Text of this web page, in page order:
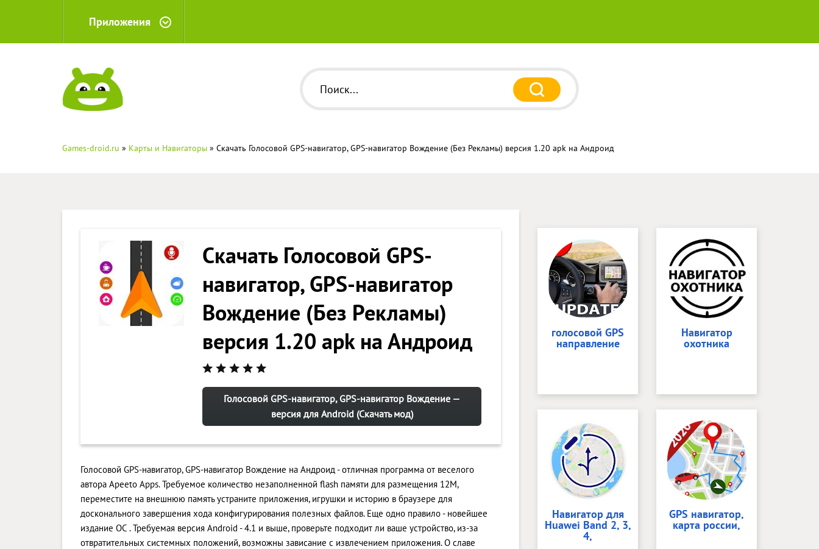
Приложения
Games-droid.ru » Карты и Навигаторы » Скачать Голосовой GPS-навигатор, GPS-навигатор Вождение (Без Рекламы) версия 1.20 apk на Андроид
Скачать Голосовой GPS-
навигатор, GPS-навигатор
Вождение (Без Рекламы)
версия 1.20 apk на Андроид
Голосовой GPS-навигатор, GPS-навигатор Вождение —
версия для Android (Скачать мод)
Голосовой GPS-навигатор, GPS-навигатор Вождение на Андроид - отличная программа от веселого
автора Apeeto Apps. Требуемое количество незаполненной flash памяти для размещения 12M,
переместите на внешнюю память устраните приложения, игрушки и историю в браузере для
досконального завершения хода конфигурирования полезных файлов. Еще одно правило - новейшее
издание ОС . Требуемая версия Android - 4.1 и выше, проверьте подходит ли ваше устройство, из-за
отвратительных системных положений, возможны зависание с извлечением приложения. О славе
голосовой GPS
направление
Навигатор
охотника
Навигатор для
Huawei Band 2, 3,
4,
GPS навигатор,
карта россии,